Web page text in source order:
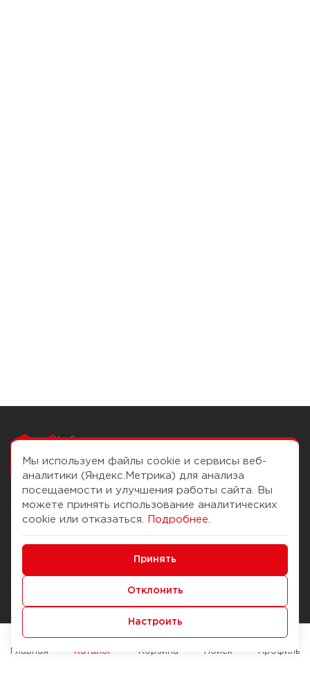
Чтобы вам легко
О компании
История Компании
Журнал
Наши марки
Брендирование
Помощь
Доставка и оплата
Способы оплаты
Служба контроля качества
Мы используем файлы cookie и сервисы веб-
аналитики (Яндекс.Метрика) для анализа
посещаемости и улучшения работы сайта. Вы
можете принять использование аналитических
cookie или отказаться.
Подробнее
Принять
Отклонить
Настроить
Главная Каталог Корзина Поиск Профиль